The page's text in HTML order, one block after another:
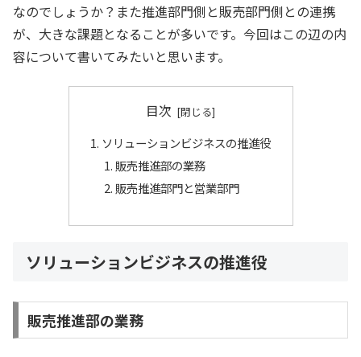
なのでしょうか？また推進部門側と販売部門側との連携
が、大きな課題となることが多いです。今回はこの辺の内
容について書いてみたいと思います。
目次
ソリューションビジネスの推進役
販売推進部の業務
販売推進部門と営業部門
ソリューションビジネスの推進役
販売推進部の業務